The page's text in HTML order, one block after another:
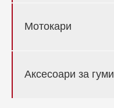
Мотокари
Аксесоари за гуми